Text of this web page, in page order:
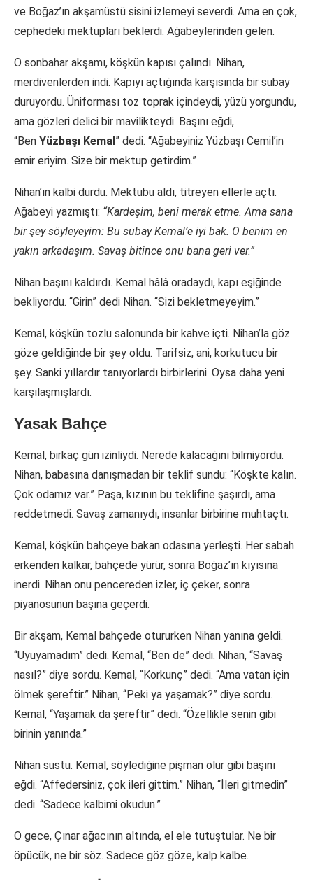
ve Boğaz’ın akşamüstü sisini izlemeyi severdi. Ama en çok,
cephedeki mektupları beklerdi. Ağabeylerinden gelen.
O sonbahar akşamı, köşkün kapısı çalındı. Nihan,
merdivenlerden indi. Kapıyı açtığında karşısında bir subay
duruyordu. Üniforması toz toprak içindeydi, yüzü yorgundu,
ama gözleri delici bir mavilikteydi. Başını eğdi,
“Ben Yüzbaşı Kemal” dedi. “Ağabeyiniz Yüzbaşı Cemil’in
emir eriyim. Size bir mektup getirdim.”
Nihan’ın kalbi durdu. Mektubu aldı, titreyen ellerle açtı.
Ağabeyi yazmıştı: “Kardeşim, beni merak etme. Ama sana
bir şey söyleyeyim: Bu subay Kemal’e iyi bak. O benim en
yakın arkadaşım. Savaş bitince onu bana geri ver.”
Nihan başını kaldırdı. Kemal hâlâ oradaydı, kapı eşiğinde
bekliyordu. “Girin” dedi Nihan. “Sizi bekletmeyeyim.”
Kemal, köşkün tozlu salonunda bir kahve içti. Nihan’la göz
göze geldiğinde bir şey oldu. Tarifsiz, ani, korkutucu bir
şey. Sanki yıllardır tanıyorlardı birbirlerini. Oysa daha yeni
karşılaşmışlardı.
Yasak Bahçe
Kemal, birkaç gün izinliydi. Nerede kalacağını bilmiyordu.
Nihan, babasına danışmadan bir teklif sundu: “Köşkte kalın.
Çok odamız var.” Paşa, kızının bu teklifine şaşırdı, ama
reddetmedi. Savaş zamanıydı, insanlar birbirine muhtaçtı.
Kemal, köşkün bahçeye bakan odasına yerleşti. Her sabah
erkenden kalkar, bahçede yürür, sonra Boğaz’ın kıyısına
inerdi. Nihan onu pencereden izler, iç çeker, sonra
piyanosunun başına geçerdi.
Bir akşam, Kemal bahçede otururken Nihan yanına geldi.
“Uyuyamadım” dedi. Kemal, “Ben de” dedi. Nihan, “Savaş
nasıl?” diye sordu. Kemal, “Korkunç” dedi. “Ama vatan için
ölmek şereftir.” Nihan, “Peki ya yaşamak?” diye sordu.
Kemal, “Yaşamak da şereftir” dedi. “Özellikle senin gibi
birinin yanında.”
Nihan sustu. Kemal, söylediğine pişman olur gibi başını
eğdi. “Affedersiniz, çok ileri gittim.” Nihan, “İleri gitmedin”
dedi. “Sadece kalbimi okudun.”
O gece, Çınar ağacının altında, el ele tutuştular. Ne bir
öpücük, ne bir söz. Sadece göz göze, kalp kalbe.